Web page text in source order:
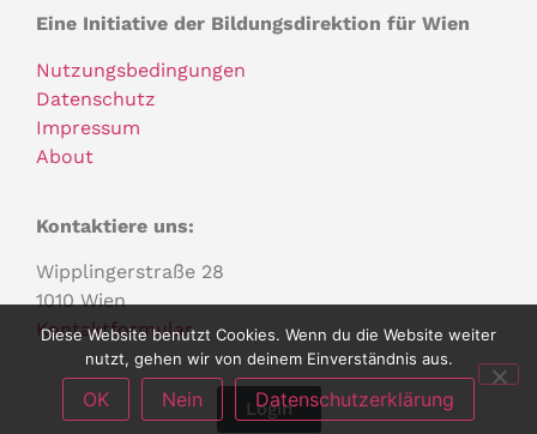
Eine Initiative der Bildungsdirektion für Wien
Nutzungsbedingungen
Datenschutz
Impressum
About
Kontaktiere uns:
Wipplingerstraße 28
1010 Wien
Kontaktformular
Login
Diese Website benutzt Cookies. Wenn du die Website weiter
nutzt, gehen wir von deinem Einverständnis aus.
OK Nein Datenschutzerklärung